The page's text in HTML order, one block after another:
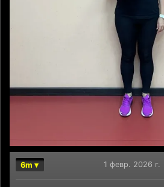
Chart 1 февр. 2026 г.
6m ▾